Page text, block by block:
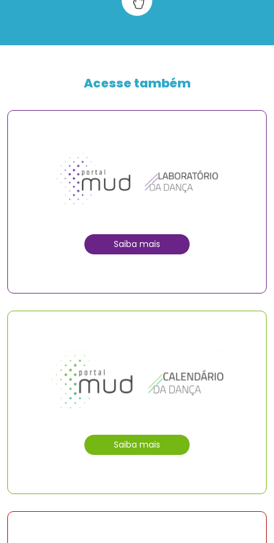
Acesse também
Saiba mais
Saiba mais